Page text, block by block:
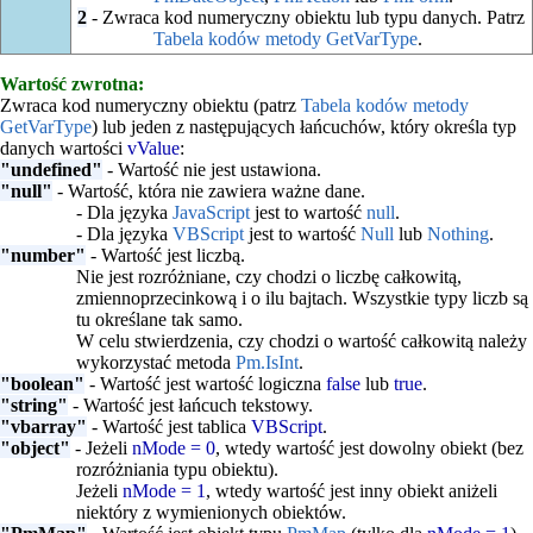
2- Zwraca kod numeryczny obiektu lub typu danych. Patrz
Tabela kodów metody GetVarType.
Wartość zwrotna:
Zwraca kod numeryczny obiektu (patrz Tabela kodów metody
GetVarType) lub jeden z następujących łańcuchów, który określa typ
danych wartości vValue:
"undefined" - Wartość nie jest ustawiona.
"null" - Wartość, która nie zawiera ważne dane.
- Dla języka JavaScript jest to wartość null.
- Dla języka VBScript jest to wartość Null lub Nothing.
"number" - Wartość jest liczbą.
Nie jest rozróżniane, czy chodzi o liczbę całkowitą,
zmiennoprzecinkową i o ilu bajtach. Wszystkie typy liczb są
tu określane tak samo.
W celu stwierdzenia, czy chodzi o wartość całkowitą należy
wykorzystać metoda Pm.IsInt.
"boolean" - Wartość jest wartość logiczna false lub true.
"string" - Wartość jest łańcuch tekstowy.
"vbarray" - Wartość jest tablica VBScript.
"object" - Jeżeli nMode = 0, wtedy wartość jest dowolny obiekt (bez
rozróżniania typu obiektu).
Jeżeli nMode = 1 , wtedy wartość jest inny obiekt aniżeli
niektóry z wymienionych obiektów.